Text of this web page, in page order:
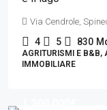
Via Cendrole,
4 5 830
AGRITURISMI E B&B,
IMMOBILIARE